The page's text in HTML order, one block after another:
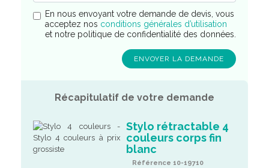
En nous envoyant votre demande de devis, vous
acceptez nos conditions générales d’utilisation
et notre politique de confidentialité des données.
Récapitulatif de votre demande
Stylo rétractable 4
couleurs corps fin
blanc
Référence 10-19710